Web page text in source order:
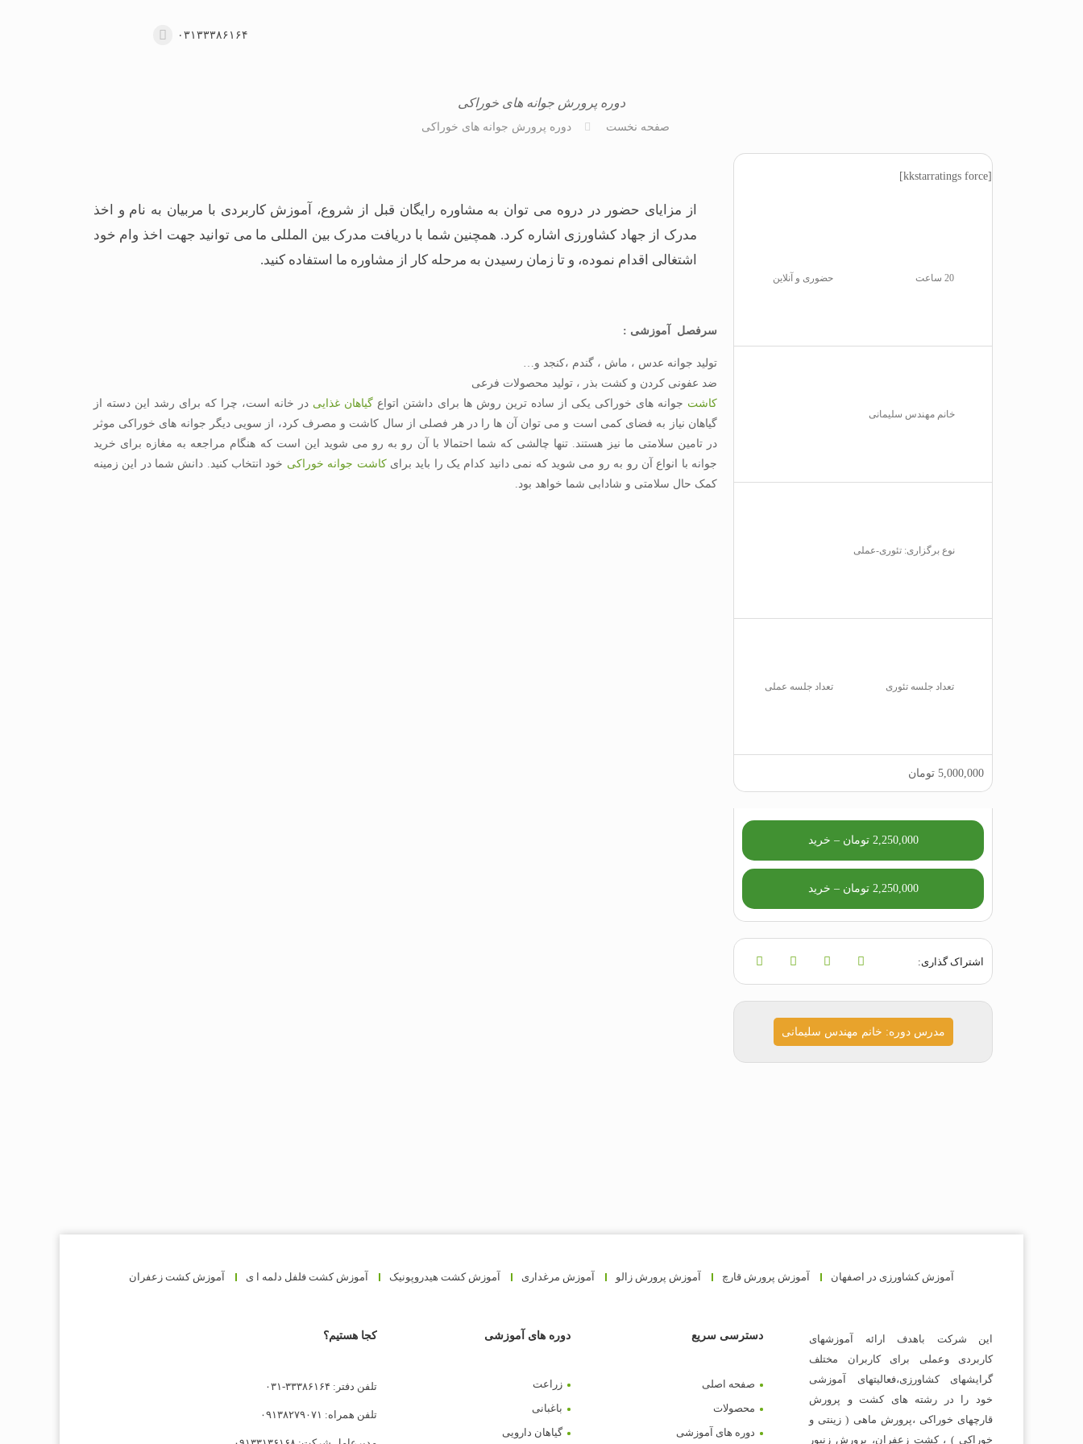
۰۳۱۳۳۳۸۶۱۶۴
دوره پرورش جوانه های خوراکی
صفحه نخست دوره پرورش جوانه های خوراکی
[kkstarratings force]
20 ساعت حضوری و آنلاین
خانم مهندس سلیمانی
نوع برگزاری: تئوری-عملی
تعداد جلسه تئوری تعداد جلسه عملی
5,000,000‬ تومان
2,250,000 تومان – خرید
اشتراک گذاری:
مدرس دوره: خانم مهندس سلیمانی
از مزایای حضور در دروه می توان به مشاوره رایگان قبل از شروع، آموزش کاربردی با مربیان به نام و اخذ
مدرک از جهاد کشاورزی اشاره کرد. همچنین شما با دریافت مدرک بین المللی ما می توانید جهت اخذ وام خود
اشتغالی اقدام نموده، و تا زمان رسیدن به مرحله کار از مشاوره ما استفاده کنید.
سرفصل آموزشی :
تولید جوانه عدس ، ماش ، گندم ،کنجد و…
ضد عفونی کردن و کشت بذر ، تولید محصولات فرعی
کاشت جوانه های خوراکی یکی از ساده ترین روش ها برای داشتن اتواع گیاهان غذایی در خانه است، چرا که برای رشد این دسته از
گیاهان نیاز به فضای کمی است و می توان آن ها را در هر فصلی از سال کاشت و مصرف کرد، از سویی دیگر جوانه های خوراکی موثر
در تامین سلامتی ما نیز هستند. تنها چالشی که شما احتمالا با آن رو به رو می شوید این است که هنگام مراجعه به مغازه برای خرید
جوانه با انواع آن رو به رو می شوید که نمی دانید کدام یک را باید برایکاشت جوانه خوراکی خود انتخاب کنید. دانش شما در این زمینه
کمک حال سلامتی و شادابی شما خواهد بود.
آموزش کشاورزی در اصفهان آموزش پرورش قارچ آموزش پرورش زالو آموزش مرغداری آموزش کشت هیدروپونیک آموزش کشت فلفل دلمه ا ی آموزش کشت زعفران
این شرکت باهدف ارائه آموزشهای
کاربردی وعملی برای کاربران مختلف
گرایشهای کشاورزی،فعالیتهای آموزشی
خود را در رشته های کشت و پرورش
قارچهای خوراکی ،پرورش ماهی ( زینتی و
خوراکی ) ، کشت زعفران، پرورش زنبور
دسترسی سریع
صفحه اصلی
محصولات
دوره های آموزشی
دوره های آموزشی
زراعت
باغبانی
گیاهان دارویی
کجا هستیم؟
تلفن دفتر: ۳۳۳۸۶۱۶۴-۰۳۱
تلفن همراه: ۰۹۱۳۸۲۷۹۰۷۱